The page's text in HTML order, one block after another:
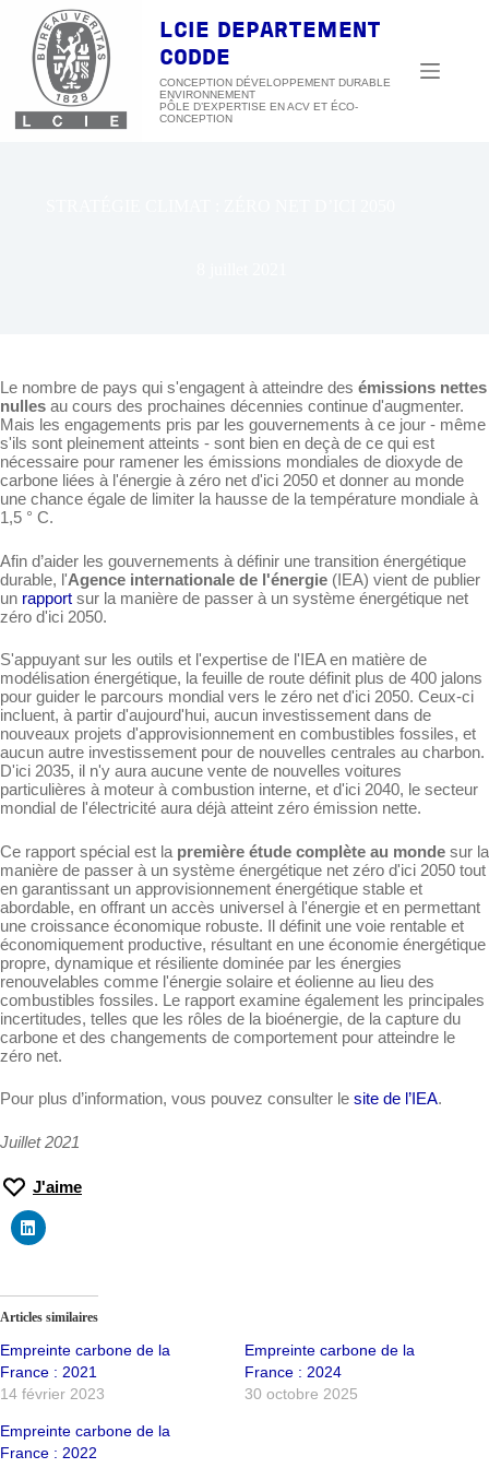
contenu
LCIE DEPARTEMENT
CODDE
CONCEPTION DÉVELOPPEMENT DURABLE
ENVIRONNEMENT
Le nombre de pays qui s'engagent à atteindre des émissions nettes
nulles au cours des prochaines décennies continue d'augmenter.
Mais les engagements pris par les gouvernements à ce jour - même
s'ils sont pleinement atteints - sont bien en deçà de ce qui est
nécessaire pour ramener les émissions mondiales de dioxyde de
carbone liées à l'énergie à zéro net d'ici 2050 et donner au monde
une chance égale de limiter la hausse de la température mondiale à
1,5 ° C.
Afin d’aider les gouvernements à définir une transition énergétique
durable, l'Agence internationale de l'énergie (IEA) vient de publier
un rapport sur la manière de passer à un système énergétique net
zéro d'ici 2050.
S'appuyant sur les outils et l'expertise de l'IEA en matière de
modélisation énergétique, la feuille de route définit plus de 400 jalons
pour guider le parcours mondial vers le zéro net d'ici 2050. Ceux-ci
incluent, à partir d'aujourd'hui, aucun investissement dans de
nouveaux projets d'approvisionnement en combustibles fossiles, et
aucun autre investissement pour de nouvelles centrales au charbon.
D'ici 2035, il n'y aura aucune vente de nouvelles voitures
particulières à moteur à combustion interne, et d'ici 2040, le secteur
mondial de l'électricité aura déjà atteint zéro émission nette.
Ce rapport spécial est la première étude complète au monde sur la
manière de passer à un système énergétique net zéro d'ici 2050 tout
en garantissant un approvisionnement énergétique stable et
abordable, en offrant un accès universel à l'énergie et en permettant
une croissance économique robuste. Il définit une voie rentable et
économiquement productive, résultant en une économie énergétique
propre, dynamique et résiliente dominée par les énergies
renouvelables comme l'énergie solaire et éolienne au lieu des
combustibles fossiles. Le rapport examine également les principales
incertitudes, telles que les rôles de la bioénergie, de la capture du
carbone et des changements de comportement pour atteindre le
zéro net.
Pour plus d’information, vous pouvez consulter le site de l’IEA.
Juillet 2021
J'aime
Articles similaires
Empreinte carbone de la
France : 2021
14 février 2023
Empreinte carbone de la
France : 2024
30 octobre 2025
Empreinte carbone de la
France : 2022